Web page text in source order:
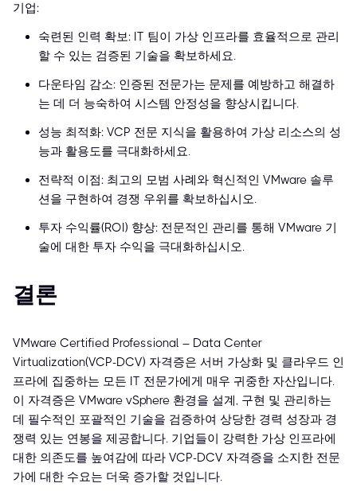
기업:
숙련된 인력 확보: IT 팀이 가상 인프라를 효율적으로 관리
할 수 있는 검증된 기술을 확보하세요.
다운타임 감소: 인증된 전문가는 문제를 예방하고 해결하
는 데 더 능숙하여 시스템 안정성을 향상시킵니다.
성능 최적화: VCP 전문 지식을 활용하여 가상 리소스의 성
능과 활용도를 극대화하세요.
전략적 이점: 최고의 모범 사례와 혁신적인 VMware 솔루
션을 구현하여 경쟁 우위를 확보하십시오.
투자 수익률(ROI) 향상: 전문적인 관리를 통해 VMware 기
술에 대한 투자 수익을 극대화하십시오.
결론
VMware Certified Professional – Data Center
Virtualization(VCP-DCV) 자격증은 서버 가상화 및 클라우드 인
프라에 집중하는 모든 IT 전문가에게 매우 귀중한 자산입니다.
이 자격증은 VMware vSphere 환경을 설계, 구현 및 관리하는
데 필수적인 포괄적인 기술을 검증하여 상당한 경력 성장과 경
쟁력 있는 연봉을 제공합니다. 기업들이 강력한 가상 인프라에
대한 의존도를 높여감에 따라 VCP-DCV 자격증을 소지한 전문
가에 대한 수요는 더욱 증가할 것입니다.